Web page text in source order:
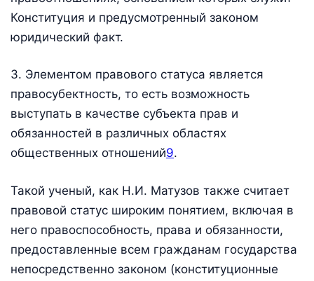
Конституция и предусмотренный законом
юридический факт.
3. Элементом правового статуса является
правосубектность, то есть возможность
выступать в качестве субъекта прав и
обязанностей в различных областях
общественных отношений9.
Такой ученый, как Н.И. Матузов также считает
правовой статус широким понятием, включая в
него правоспособность, права и обязанности,
предоставленные всем гражданам государства
непосредственно законом (конституционные